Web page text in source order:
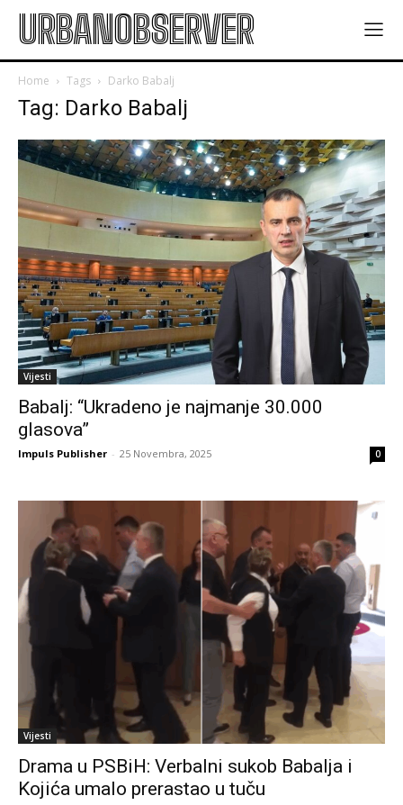
URBANOBSERVER
Home Tags Darko Babalj
Tag: Darko Babalj
Vijesti
Babalj: “Ukradeno je najmanje 30.000
glasova”
Impuls Publisher - 25 Novembra, 2025 0
Vijesti
Drama u PSBiH: Verbalni sukob Babalja i
Kojića umalo prerastao u tuču